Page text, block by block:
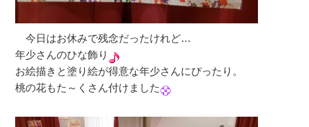
今日はお休みで残念だったけれど…
年少さんのひな飾り
お絵描きと塗り絵が得意な年少さんにぴったり。
桃の花もた～くさん付けました